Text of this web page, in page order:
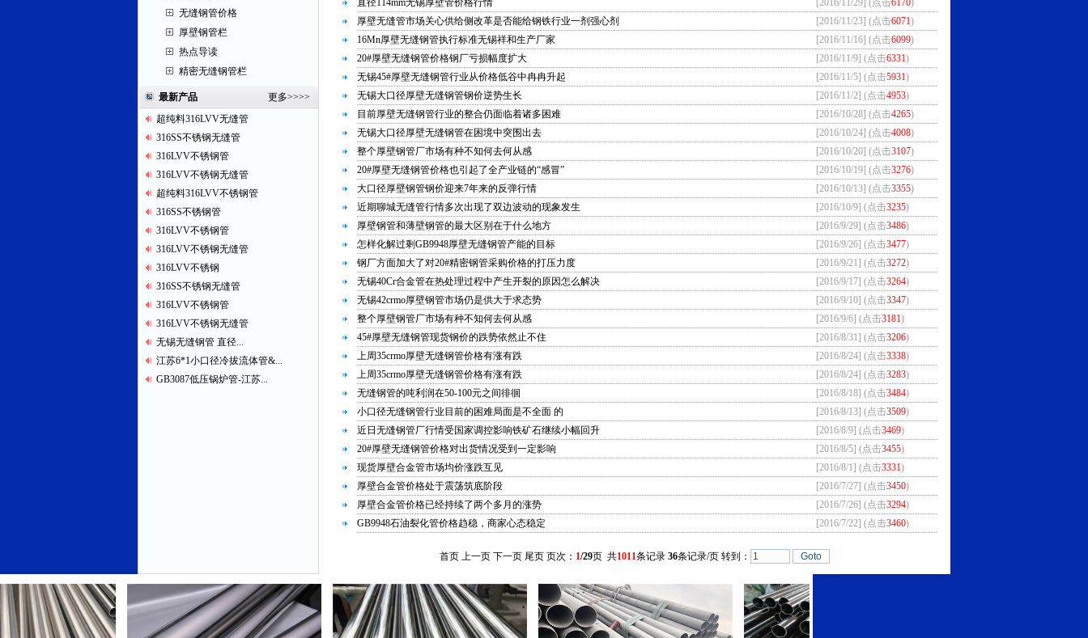
无缝钢管价格
厚壁钢管栏
热点导读
精密无缝钢管栏
最新产品 更多>>>>
超纯料316LVV无缝管
316SS不锈钢无缝管
316LVV不锈钢管
316LVV不锈钢无缝管
超纯料316LVV不锈钢管
316SS不锈钢管
316LVV不锈钢管
316LVV不锈钢无缝管
316LVV不锈钢
316SS不锈钢无缝管
316LVV不锈钢管
316LVV不锈钢无缝管
无锡无缝钢管 直径...
江苏6*1小口径冷拔流体管&...
GB3087低压锅炉管-江苏...
直径114mm无锡厚壁管价格行情
[2016/11/29] (点击6170)
厚壁无缝管市场关心供给侧改革是否能给钢铁行业一剂强心剂
[2016/11/23] (点击6071)
16Mn厚壁无缝钢管执行标准无锡祥和生产厂家
[2016/11/16] (点击6099)
20#厚壁无缝钢管价格钢厂亏损幅度扩大
[2016/11/9] (点击6331)
无锡45#厚壁无缝钢管行业从价格低谷中冉冉升起
[2016/11/5] (点击5931)
无锡大口径厚壁无缝钢管钢价逆势生长
[2016/11/2] (点击4953)
目前厚壁无缝钢管行业的整合仍面临着诸多困难
[2016/10/28] (点击4265)
无锡大口径厚壁无缝钢管在困境中突围出去
[2016/10/24] (点击4008)
整个厚壁钢管厂市场有种不知何去何从感
[2016/10/20] (点击3107)
20#厚壁无缝钢管价格也引起了全产业链的“感冒”
[2016/10/19] (点击3276)
大口径厚壁钢管钢价迎来7年来的反弹行情
[2016/10/13] (点击3355)
近期聊城无缝管行情多次出现了双边波动的现象发生
[2016/10/9] (点击3235)
厚壁钢管和薄壁钢管的最大区别在于什么地方
[2016/9/29] (点击3486)
怎样化解过剩GB9948厚壁无缝钢管产能的目标
[2016/9/26] (点击3477)
钢厂方面加大了对20#精密钢管采购价格的打压力度
[2016/9/21] (点击3272)
无锡40Cr合金管在热处理过程中产生开裂的原因怎么解决
[2016/9/17] (点击3264)
无锡42crmo厚壁钢管市场仍是供大于求态势
[2016/9/10] (点击3347)
整个厚壁钢管厂市场有种不知何去何从感
[2016/9/6] (点击3181)
45#厚壁无缝钢管现货钢价的跌势依然止不住
[2016/8/31] (点击3206)
上周35crmo厚壁无缝钢管价格有涨有跌
[2016/8/24] (点击3338)
上周35crmo厚壁无缝钢管价格有涨有跌
[2016/8/24] (点击3283)
无缝钢管的吨利润在50-100元之间徘徊
[2016/8/18] (点击3484)
小口径无缝钢管行业目前的困难局面是不全面 的
[2016/8/13] (点击3509)
近日无缝钢管厂行情受国家调控影响铁矿石继续小幅回升
[2016/8/9] (点击3469)
20#厚壁无缝钢管价格对出货情况受到一定影响
[2016/8/5] (点击3455)
现货厚壁合金管市场均价涨跌互见
[2016/8/1] (点击3331)
厚壁合金管价格处于震荡筑底阶段
[2016/7/27] (点击3450)
厚壁合金管价格已经持续了两个多月的涨势
[2016/7/26] (点击3294)
GB9948石油裂化管价格趋稳，商家心态稳定
[2016/7/22] (点击3460)
首页 上一页 下一页 尾页 页次： 1/29页 共1011条记录 36条记录/页 转到：